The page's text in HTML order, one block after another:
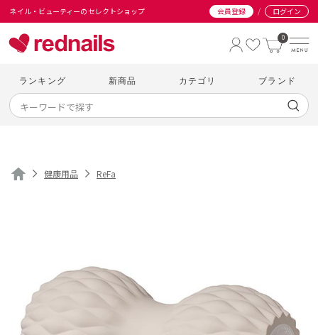
ネイル・ビューティーのセレクトショップ 会員登録 / ログイン
0
ランキング 新商品 カテゴリ ブランド
健康用品 ReFa